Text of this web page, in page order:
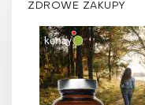
ZDROWE ZAKUPY